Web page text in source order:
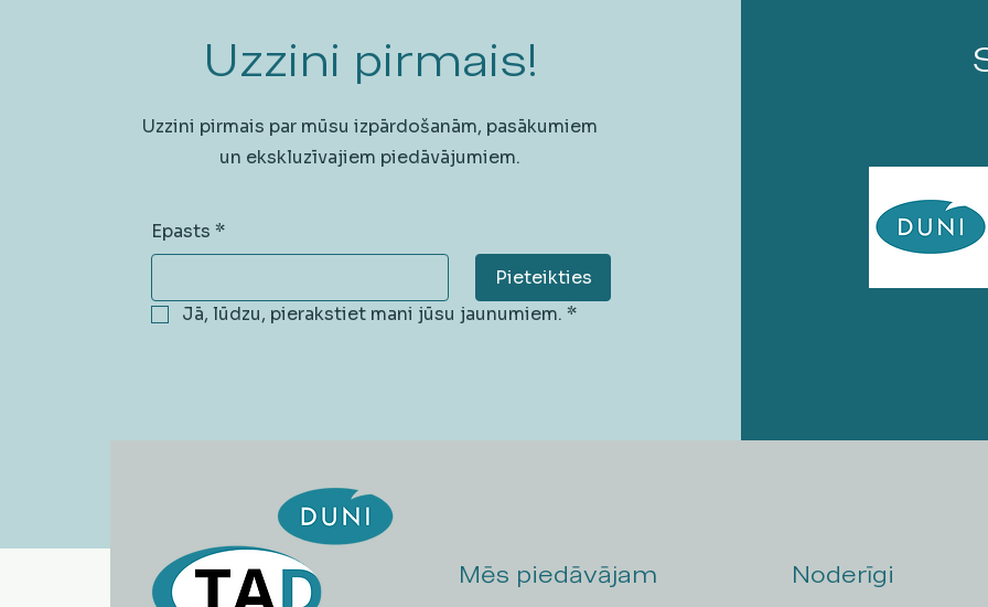
Uzzini pirmais!
Uzzini pirmais par mūsu izpārdošanām, pasākumiem
un ekskluzīvajiem piedāvājumiem.
Epasts *
Pieteikties
Jā, lūdzu, pierakstiet mani jūsu jaunumiem. *
Mēs piedāvājam Noderīgi